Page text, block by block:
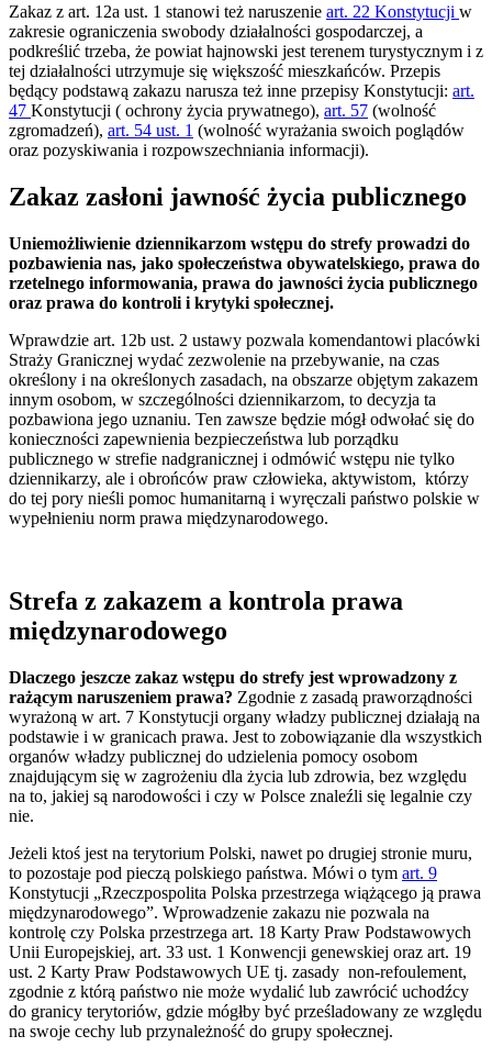
Zakaz z art. 12a ust. 1 stanowi też naruszenie art. 22 Konstytucji w
zakresie ograniczenia swobody działalności gospodarczej, a
podkreślić trzeba, że powiat hajnowski jest terenem turystycznym i z
tej działalności utrzymuje się większość mieszkańców. Przepis
będący podstawą zakazu narusza też inne przepisy Konstytucji: art.
47 Konstytucji ( ochrony życia prywatnego), art. 57 (wolność
zgromadzeń), art. 54 ust. 1 (wolność wyrażania swoich poglądów
oraz pozyskiwania i rozpowszechniania informacji).
Zakaz zasłoni jawność życia publicznego
Uniemożliwienie dziennikarzom wstępu do strefy prowadzi do
pozbawienia nas, jako społeczeństwa obywatelskiego, prawa do
rzetelnego informowania, prawa do jawności życia publicznego
oraz prawa do kontroli i krytyki społecznej.
Wprawdzie art. 12b ust. 2 ustawy pozwala komendantowi placówki
Straży Granicznej wydać zezwolenie na przebywanie, na czas
określony i na określonych zasadach, na obszarze objętym zakazem
innym osobom, w szczególności dziennikarzom, to decyzja ta
pozbawiona jego uznaniu. Ten zawsze będzie mógł odwołać się do
konieczności zapewnienia bezpieczeństwa lub porządku
publicznego w strefie nadgranicznej i odmówić wstępu nie tylko
dziennikarzy, ale i obrońców praw człowieka, aktywistom, którzy
do tej pory nieśli pomoc humanitarną i wyręczali państwo polskie w
wypełnieniu norm prawa międzynarodowego.
Strefa z zakazem a kontrola prawa
międzynarodowego
Dlaczego jeszcze zakaz wstępu do strefy jest wprowadzony z
rażącym naruszeniem prawa? Zgodnie z zasadą praworządności
wyrażoną w art. 7 Konstytucji organy władzy publicznej działają na
podstawie i w granicach prawa. Jest to zobowiązanie dla wszystkich
organów władzy publicznej do udzielenia pomocy osobom
znajdującym się w zagrożeniu dla życia lub zdrowia, bez względu
na to, jakiej są narodowości i czy w Polsce znaleźli się legalnie czy
nie.
Jeżeli ktoś jest na terytorium Polski, nawet po drugiej stronie muru,
to pozostaje pod pieczą polskiego państwa. Mówi o tym art. 9
Konstytucji „Rzeczpospolita Polska przestrzega wiążącego ją prawa
międzynarodowego”. Wprowadzenie zakazu nie pozwala na
kontrolę czy Polska przestrzega art. 18 Karty Praw Podstawowych
Unii Europejskiej, art. 33 ust. 1 Konwencji genewskiej oraz art. 19
ust. 2 Karty Praw Podstawowych UE tj. zasady non-refoulement,
zgodnie z którą państwo nie może wydalić lub zawrócić uchodźcy
do granicy terytoriów, gdzie mógłby być prześladowany ze względu
na swoje cechy lub przynależność do grupy społecznej.